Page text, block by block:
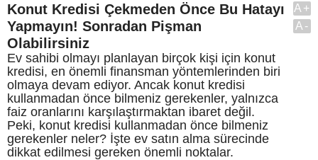
Konut Kredisi Çekmeden Önce Bu Hatayı
Yapmayın! Sonradan Pişman
Olabilirsiniz
Ev sahibi olmayı planlayan birçok kişi için konut
kredisi, en önemli finansman yöntemlerinden biri
olmaya devam ediyor. Ancak konut kredisi
kullanmadan önce bilmeniz gerekenler, yalnızca
faiz oranlarını karşılaştırmaktan ibaret değil.
Peki, konut kredisi kullanmadan önce bilmeniz
gerekenler neler? İşte ev satın alma sürecinde
dikkat edilmesi gereken önemli noktalar.
A+
A-